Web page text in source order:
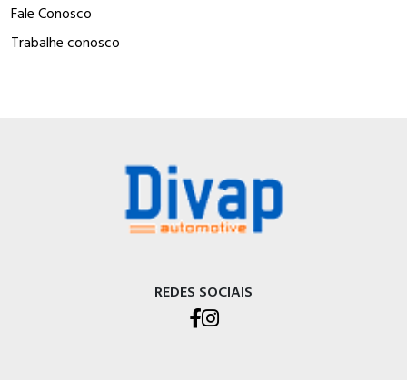
Fale Conosco
Trabalhe conosco
REDES SOCIAIS